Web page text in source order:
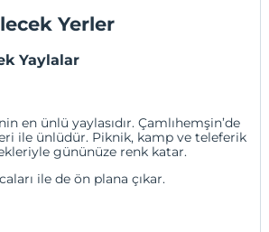
Yerler
Yaylalar
en ünlü yaylasıdır. Çamlıhemşin’de
ile ünlüdür. Piknik, kamp ve teleferik
gününüze renk katar.
ile de ön plana çıkar.